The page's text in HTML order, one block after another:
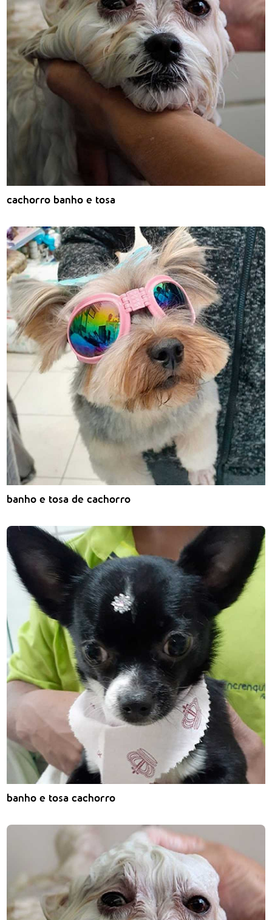
cachorro banho e tosa
banho e tosa de cachorro
banho e tosa cachorro